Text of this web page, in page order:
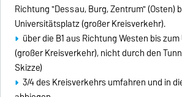
Richtung "Dessau, Burg, Zentrum" (Osten)
Universitätsplatz (großer Kreisverkehr).
über die B1 aus Richtung Westen bis
(großer Kreisverkehr), nicht durch den
Skizze)
3/4 des Kreisverkehrs umfahren und in